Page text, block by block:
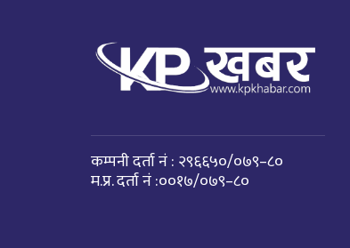
कम्पनी दर्ता नं : २९६६५०/०७९–८०
म.प्र. दर्ता नं :००१७/०७९–८०